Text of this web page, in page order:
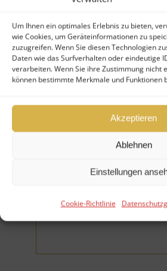
Um Ihnen ein optimales Erlebnis zu bieten,
wie Cookies, um Geräteinformationen zu
zuzugreifen. Wenn Sie diesen Technologien
Daten wie das Surfverhalten oder eindeutige
verarbeiten. Wenn Sie ihre Zustimmung nicht
können bestimmte Merkmale und Funktionen
Akzeptieren
Ablehnen
Einstellungen
Cookie-Richtlinie
Fonds verkaufen
Fonds kaufen
Ihr Vorname (*Pflichtfeld)
Ihr Nachname